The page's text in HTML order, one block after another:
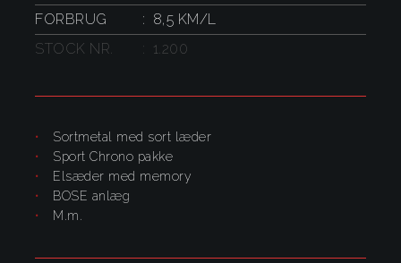
FORBRUG
8,5 KM/L
STOCK NR.
1.200
Sortmetal med sort læder
Sport Chrono pakke
elsæder med memory
BOSE anlæg
m.m.